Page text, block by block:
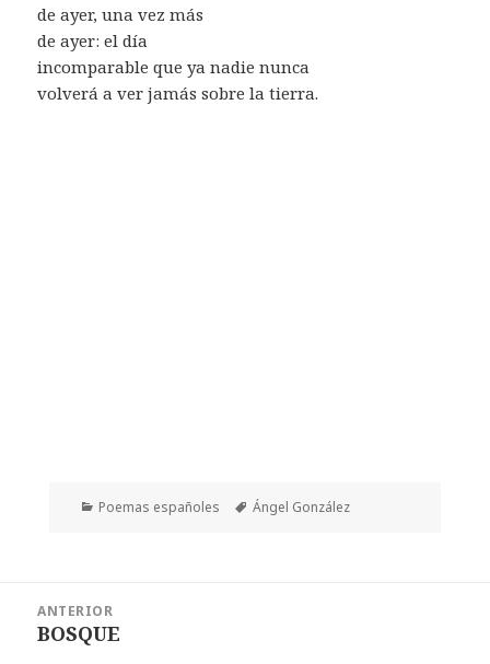
de ayer, una vez más
de ayer: el día
incomparable que ya nadie nunca
volverá a ver jamás sobre la tierra.
Categorías
Poemas españoles Etiquetas
Ángel González
entradas
ANTERIOR
Entrada
BOSQUE